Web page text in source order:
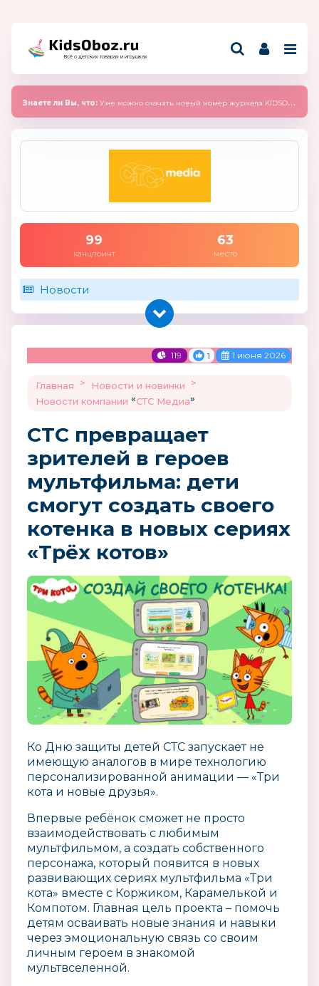
Всё о детских товарах и игрушках
Знаете ли Вы, что: Уже можно скачать новый номер журнала KIDSOBOZ 2025 (сентябрь)
99
канцпоинт
63
место
Новости
119 1 1 июня 2026
Главная > Новости и новинки
>
Новости компании «СТС Медиа»
СТС превращает
зрителей в героев
мультфильма: дети
смогут создать своего
котенка в новых сериях
«Трёх котов»
Ко Дню защиты детей СТС запускает не
имеющую аналогов в мире технологию
персонализированной анимации — «Три
кота и новые друзья».
Впервые ребёнок сможет не просто
взаимодействовать с любимым
мультфильмом, а создать собственного
персонажа, который появится в новых
развивающих сериях мультфильма «Три
кота» вместе с Коржиком, Карамелькой и
Компотом. Главная цель проекта – помочь
детям осваивать новые знания и навыки
через эмоциональную связь со своим
личным героем в знакомой
мультвселенной.